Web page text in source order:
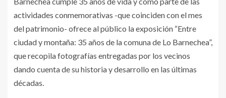
actividades conmemorativas -que coinciden con el mes
del patrimonio- ofrece al público la exposición “Entre
ciudad y montaña: 35 años de la comuna de Lo Barnechea”,
que recopila fotografías entregadas por los vecinos
dando cuenta de su historia y desarrollo en las últimas
décadas.